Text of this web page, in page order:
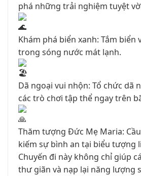
phá những trải nghiệm tuyệt
Khám phá biển xanh: Tắm biển
trong sóng nước mát lạnh.
Dã ngoại vui nhộn: Tổ chức dã
các trò chơi tập thể ngay trên
Thăm tượng Đức Mẹ Maria:
kiếm sự bình an tại biểu tượng
Chuyến đi này không chỉ giúp
thư giãn và nạp lại năng lượng